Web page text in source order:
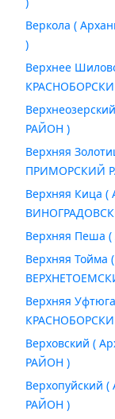
Веркола (
)
Верхнее
РАЙОН )
Верхняя
ПРИМОРСКИЙ
Верхняя Кица (
Верхняя Пеша (
Верхняя Тойма
Верхняя
Верховский (
РАЙОН )
Верхопуйский
РАЙОН )